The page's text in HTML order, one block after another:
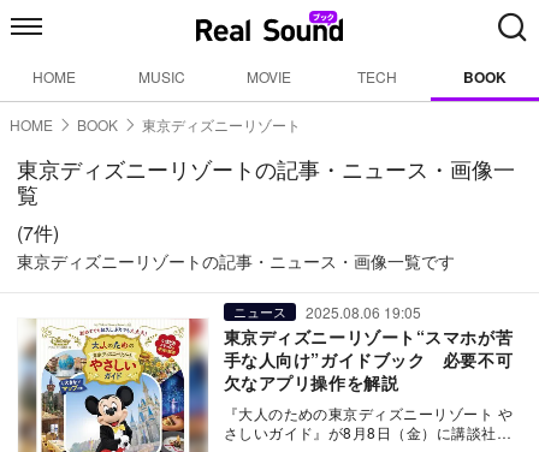
HOME MUSIC MOVIE TECH BOOK
HOME BOOK 東京ディズニーリゾート
東京ディズニーリゾートの記事・ニュース・画像一
覧
(7件)
東京ディズニーリゾートの記事・ニュース・画像一覧です
ニュース 2025.08.06 19:05
東京ディズニーリゾート“スマホが苦
手な人向け”ガイドブック 必要不可
欠なアプリ操作を解説
『大人のための東京ディズニーリゾート や
さしいガイド』が8月8日（金）に講談社か